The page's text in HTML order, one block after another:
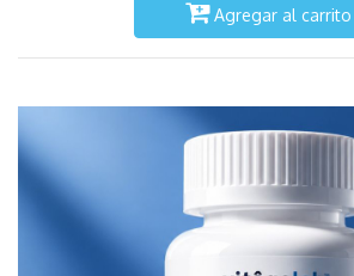
Agregar al carrito